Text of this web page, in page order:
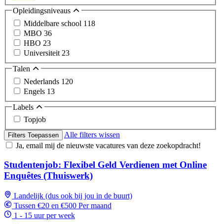
Opleidingsniveaus
Middelbare school 118
MBO 36
HBO 23
Universiteit 23
Talen
Nederlands 120
Engels 13
Labels
Topjob
Filters Toepassen
Alle filters wissen
Ja, email mij de nieuwste vacatures van deze zoekopdracht!
Studentenjob: Flexibel Geld Verdienen met Online
Enquêtes (Thuiswerk)
Landelijk (dus ook bij jou in de buurt)
Tussen €20 en €500 Per maand
1 - 15 uur per week